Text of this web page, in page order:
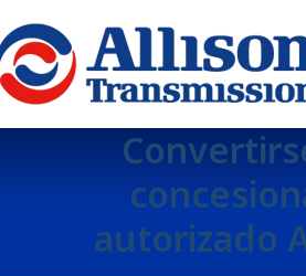
Go Home
autorizado